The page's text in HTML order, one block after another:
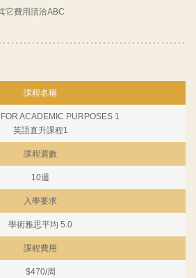
它費用請洽ABC
課程名稱
ACADEMIC PURPOSES 1
英語直升課程1
課程週數
10週
入學要求
學術雅思平均 5.0
課程費用
$470/周